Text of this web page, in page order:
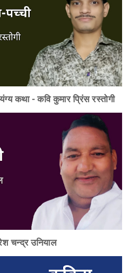
कथा - कवि कुमार प्रिंस रस्तोगी
चन्द्र उनियाल